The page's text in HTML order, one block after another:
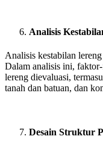
Analisis
Analisis kestabilan
Dalam analisis ini,
lereng dievaluasi,
tanah dan batuan, dan
Desain Struktur